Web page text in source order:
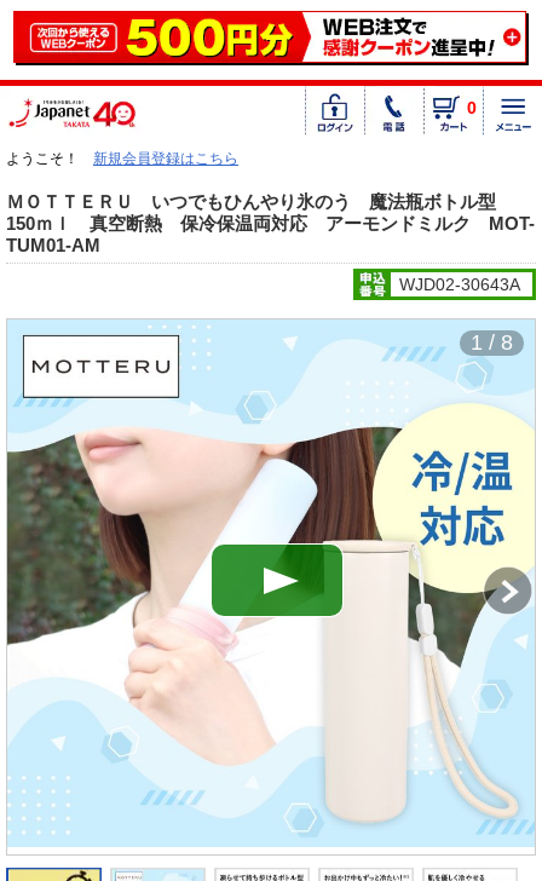
0
ようこそ！ 新規会員登録はこちら
ＭＯＴＴＥＲＵ いつでもひんやり氷のう 魔法瓶ボトル型
150ｍｌ 真空断熱 保冷保温両対応 アーモンドミルク MOT-
TUM01-AM
WJD02-30643A
1 / 8